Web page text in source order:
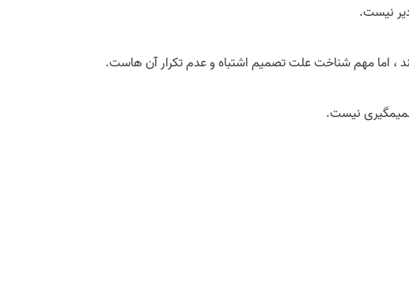
نیست.
، اما مهم شناخت علت تصمیم اشتباه و عدم تکرار آن هاست.
نیست.